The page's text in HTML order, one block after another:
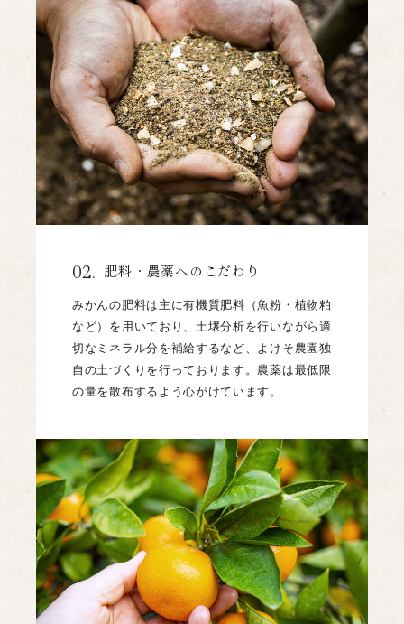
02. 肥料・農薬へのこだわり
みかんの肥料は主に有機質肥料（魚粉・植物粕
など）を用いており、土壌分析を行いながら適
切なミネラル分を補給するなど、よけそ農園独
自の土づくりを行っております。農薬は最低限
の量を散布するよう心がけています。